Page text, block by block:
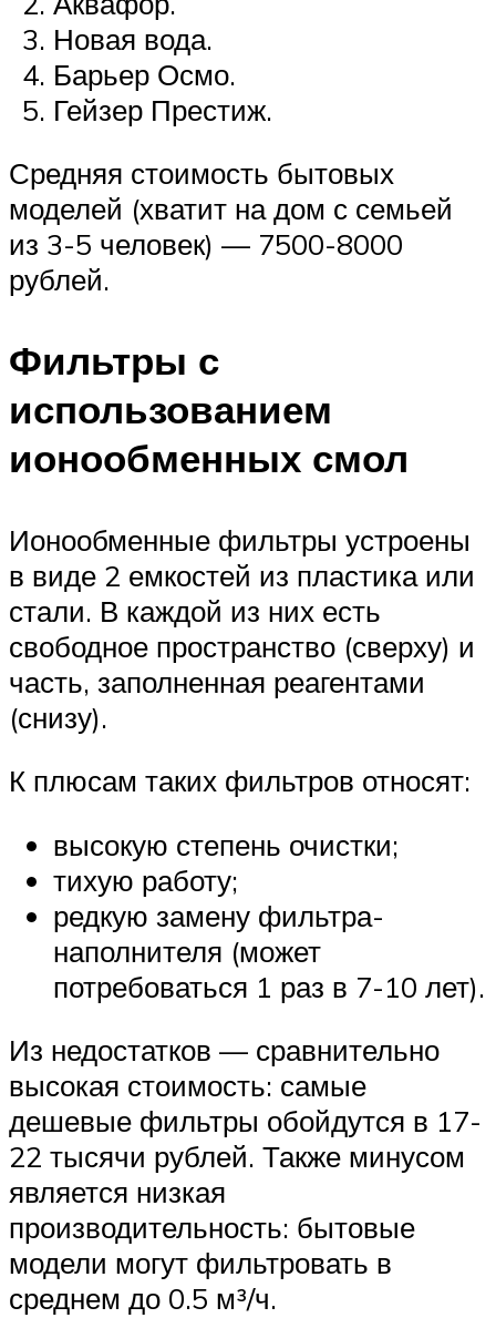
Новая вода.
Барьер Осмо.
Гейзер Престиж.
Средняя стоимость бытовых
моделей (хватит на дом с семьей
из 3-5 человек) — 7500-8000
рублей.
Фильтры с
использованием
ионообменных смол
Ионообменные фильтры устроены
в виде 2 емкостей из пластика или
стали. В каждой из них есть
свободное пространство (сверху) и
часть, заполненная реагентами
(снизу).
К плюсам таких фильтров относят:
высокую степень очистки;
тихую работу;
редкую замену фильтра-
наполнителя (может
потребоваться 1 раз в 7-10 лет).
Из недостатков — сравнительно
высокая стоимость: самые
дешевые фильтры обойдутся в 17-
22 тысячи рублей. Также минусом
является низкая
производительность: бытовые
модели могут фильтровать в
среднем до 0.5 м³/ч.